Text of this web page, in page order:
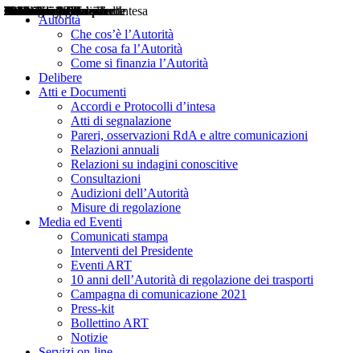
Autorità
Che cos’è l’Autorità
Che cosa fa l’Autorità
Come si finanzia l’Autorità
Delibere
Atti e Documenti
Accordi e Protocolli d’intesa
Atti di segnalazione
Pareri, osservazioni RdA e altre comunicazioni
Relazioni annuali
Relazioni su indagini conoscitive
Consultazioni
Audizioni dell’Autorità
Misure di regolazione
Media ed Eventi
Comunicati stampa
Interventi del Presidente
Eventi ART
10 anni dell’Autorità di regolazione dei trasporti
Campagna di comunicazione 2021
Press-kit
Bollettino ART
Notizie
Delibere
Pareri
Consultazioni
Audizioni
Atti di Segnalazione
Accordi e Protocolli d'Intesa
Relazioni annuali
Misure di regolazione
Notizie
Comunicati Stampa
Bollettini ART
Convegni ART
Interviste del Presidente
Articoli in primo piano
Interventi del Presidente
2004
2005
2010
2013
2014
2015
2016
2017
2018
2019
202
2020
2021
2022
2023
2024
2025
2026
Aereo
Marittimo
Terrestre